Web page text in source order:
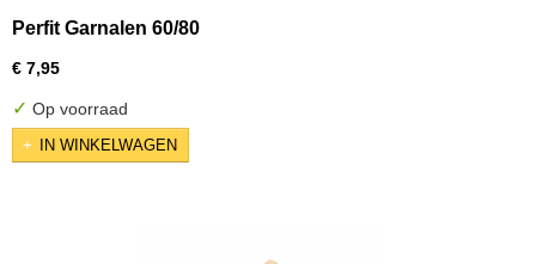
Perfit Garnalen 60/80
€ 7,95
✓ Op voorraad
IN WINKELWAGEN